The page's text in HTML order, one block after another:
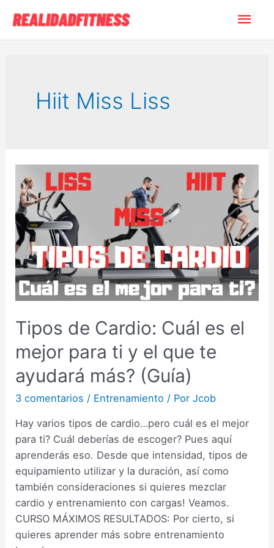
contenido
Hiit Miss Liss
Tipos de Cardio: Cuál es el
mejor para ti y el que te
ayudará más? (Guía)
3 comentarios / Entrenamiento / PorJcob
Hay varios tipos de cardio…pero cuál es el mejor
para ti? Cuál deberías de escoger? Pues aquí
aprenderás eso. Desde que intensidad, tipos de
equipamiento utilizar y la duración, así como
también consideraciones si quieres mezclar
cardio y entrenamiento con cargas! Veamos.
CURSO MÁXIMOS RESULTADOS: Por cierto, si
quieres aprender más sobre entrenamiento